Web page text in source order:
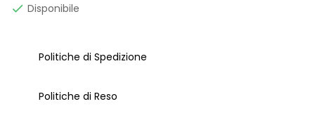
 Disponibile
Politiche di Spedizione
Politiche di Reso